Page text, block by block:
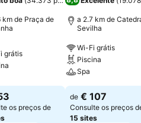
km de Praça de
grátis
os preços de
a 2.7 km de
Sevilha
Wi-Fi grátis
Piscina
Spa
de € 107
Consulte os preços
15 sites